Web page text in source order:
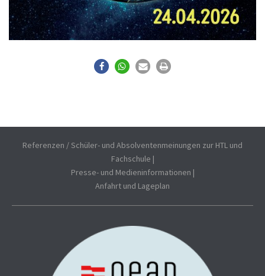
Referenzen / Schüler- und Absolventenmeinungen zur HTL und
Fachschule |
Presse- und Medieninformationen |
Anfahrt und Lageplan